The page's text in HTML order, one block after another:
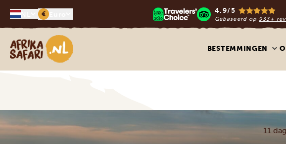
€ 4.9/5
Gebaseerd op 933+
Afrika safari
BESTEMMINGEN
11